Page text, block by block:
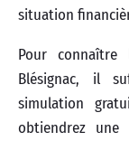
situation
Pour
Blésignac, il
simulation
obtiendrez